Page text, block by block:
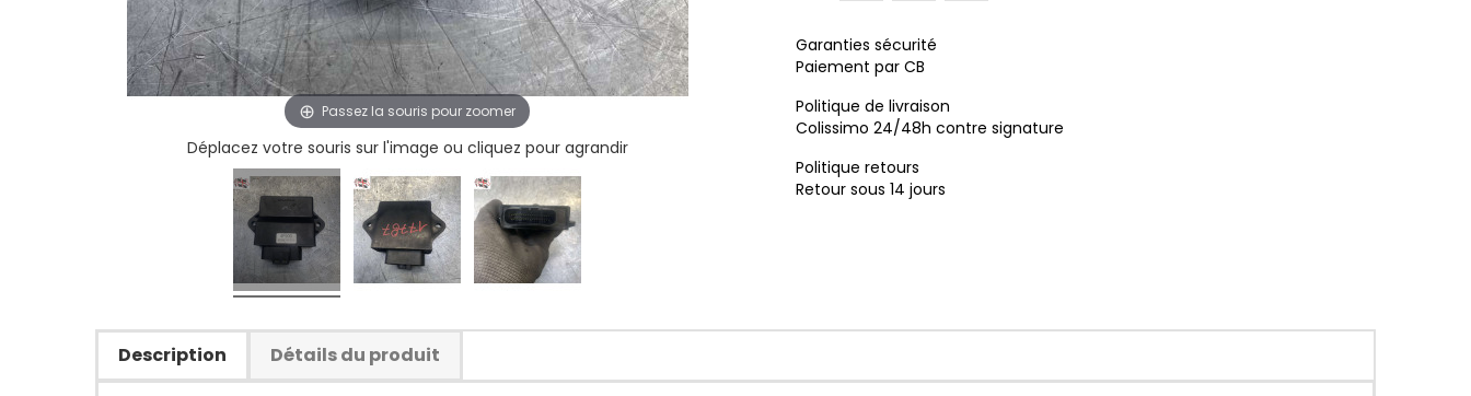
Passez la souris pour zoomer
Déplacez votre souris sur l'image ou cliquez pour agrandir
Garanties sécurité
Paiement par CB
Politique de livraison
Colissimo 24/48h contre signature
Politique retours
Retour sous 14 jours
Description Détails du produit